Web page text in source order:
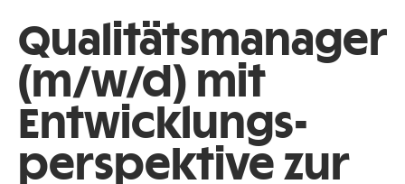
Qualitätsmana­ger
(m/w/d) mit
Entwicklungs­
perspektive zur